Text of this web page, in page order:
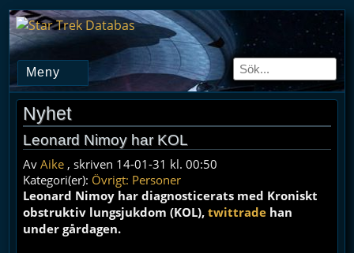
Nyhet
Leonard Nimoy har KOL
AvAike , skriven 14-01-31 kl. 00:50
Kategori(er): Övrigt: Personer
Leonard Nimoy har diagnosticerats med Kroniskt
obstruktiv lungsjukdom (KOL),twittrade han
under gårdagen.
Meny